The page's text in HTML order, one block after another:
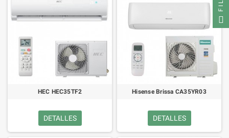
HEC HEC35TF2
DETALLES
Hisense Brissa CA35YR03
DETALLES